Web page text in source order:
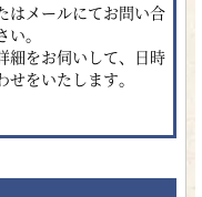
はメールにてお問い合
。
細をお伺いして、日時
せをいたします。